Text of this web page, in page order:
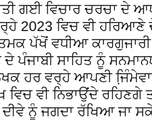
ਗਈ ਵਿਚਾਰ ਚਰਚਾ ਦੇ
2023 ਵਿਚ ਵੀ ਹਰਿਆਣੇ
ਪੱਖੋਂ ਵਧੀਆ ਕਾਰਗੁਜਾਰੀ
ਪੰਜਾਬੀ ਸਾਹਿਤ ਨੂੰ
ਹਰ ਵਰ੍ਹੇ ਆਪਣੀ
ਵੀ ਨਿਭਾਉਂਦੇ ਰਹਿਣਗੇ
ਦੀਵੇ ਨੂੰ ਜਗਦਾ ਰੱਖਿਆ ਜਾ